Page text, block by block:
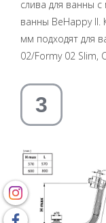
слива для ванны
ванны BeHappy II.
мм подходят для
02/Formy 02 Slim,